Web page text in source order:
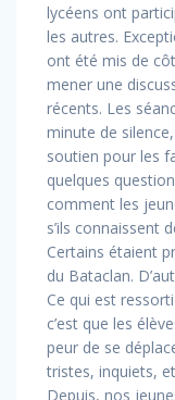
lycéens ont
les autres.
ont été mis de
mener une
récents. Les
minute de
soutien pour les
quelques
comment les
s’ils connaissent
Certains étaient
du Bataclan.
Ce qui est
c’est que les
peur de se
tristes, inquiets,
Depuis, nos